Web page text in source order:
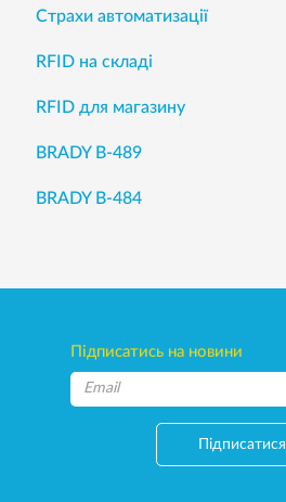
Страхи автоматизації
RFID на складі
RFID для магазину
BRADY B-489
BRADY B-484
Підписатись на новини
Підписатися